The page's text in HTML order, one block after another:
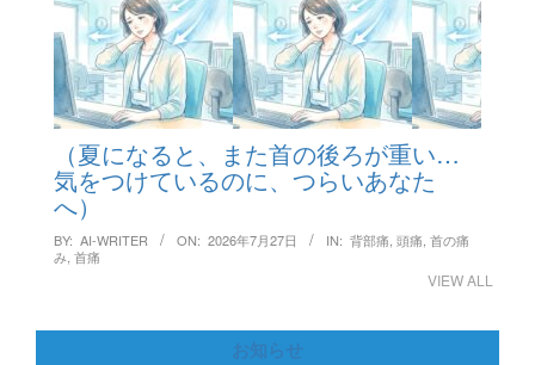
（夏になると、また首の後ろが重い…
気をつけているのに、つらいあなた
へ）
BY: AI-WRITER ON: 2026年7月27日 IN: 背部痛 頭痛 首の痛
み 首痛
VIEW ALL
お知らせ